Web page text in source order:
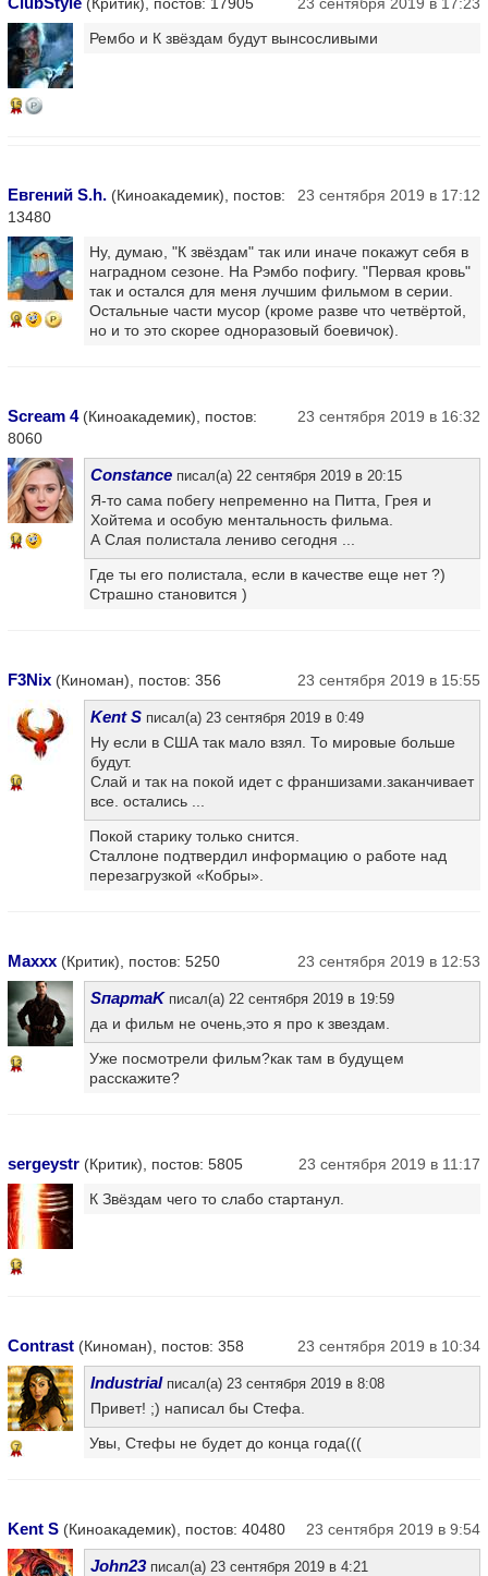
15
Рембо и К звёздам будут вынсосливыми
Евгений S.h. (Киноакадемик), постов:
13480
23 сентября 2019 в 17:12
9
Ну, думаю, "К звёздам" так или иначе покажут себя в
наградном сезоне. На Рэмбо пофигу. "Первая кровь"
так и остался для меня лучшим фильмом в серии.
Остальные части мусор (кроме разве что четвёртой,
но и то это скорее одноразовый боевичок).
Scream 4(Киноакадемик), постов:
8060
23 сентября 2019 в 16:32
14
Constance писал(а) 22 сентября 2019 в 20:15
Я-то сама побегу непременно на Питта, Грея и
Хойтема и особую ментальность фильма.
А Слая полистала лениво сегодня ...
Где ты его полистала, если в качестве еще нет ?)
Страшно становится )
F3Nix (Киноман), постов: 356 23 сентября 2019 в 15:55
10
Kent S писал(а) 23 сентября 2019 в 0:49
Ну если в США так мало взял. То мировые больше
будут.
Слай и так на покой идет с франшизами.заканчивает
все. остались ...
Покой старику только снится.
Сталлоне подтвердил информацию о работе над
перезагрузкой «Кобры».
Maxxx (Критик), постов: 5250 23 сентября 2019 в 12:53
13
SпартаKписал(а) 22 сентября 2019 в 19:59
да и фильм не очень,это я про к звездам.
Уже посмотрели фильм?как там в будущем
расскажите?
sergeystr (Критик), постов: 5805 23 сентября 2019 в 11:17
13
К Звёздам чего то слабо стартанул.
Contrast (Киноман), постов: 358 23 сентября 2019 в 10:34
7
Industrialписал(а) 23 сентября 2019 в 8:08
Привет! ;) написал бы Стефа.
Увы, Стефы не будет до конца года(((
Kent S (Киноакадемик), постов: 40480 23 сентября 2019 в 9:54
John23писал(а) 23 сентября 2019 в 4:21